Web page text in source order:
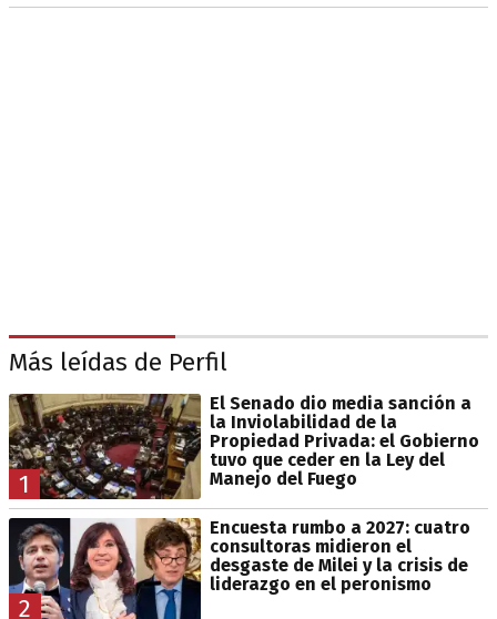
Más leídas de Perfil
1
El Senado dio media sanción a
la Inviolabilidad de la
Propiedad Privada: el Gobierno
tuvo que ceder en la Ley del
Manejo del Fuego
2
Encuesta rumbo a 2027: cuatro
consultoras midieron el
desgaste de Milei y la crisis de
liderazgo en el peronismo